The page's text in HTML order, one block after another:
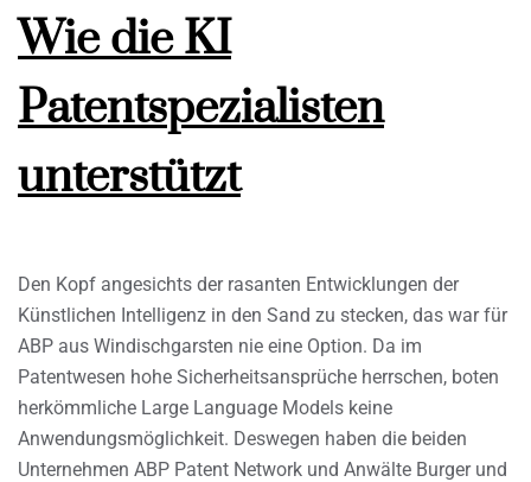
Wie die KI
Patentspezialisten
unterstützt
Den Kopf angesichts der rasanten Entwicklungen der
Künstlichen Intelligenz in den Sand zu stecken, das war für
ABP aus Windischgarsten nie eine Option. Da im
Patentwesen hohe Sicherheitsansprüche herrschen, boten
herkömmliche Large Language Models keine
Anwendungsmöglichkeit. Deswegen haben die beiden
Unternehmen ABP Patent Network und Anwälte Burger und